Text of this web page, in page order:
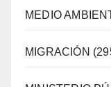
MEDIO
MIGRACIÓN